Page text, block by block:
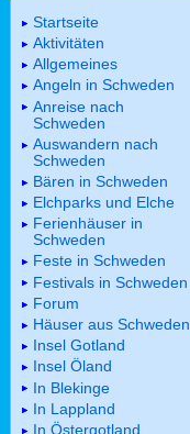
Startseite
Aktivitäten
Allgemeines
Angeln in Schweden
Anreise nach
Schweden
Auswandern nach
Schweden
Bären in Schweden
Elchparks und Elche
Ferienhäuser in
Schweden
Feste in Schweden
Festivals in Schweden
Forum
Häuser aus Schweden
Insel Gotland
Insel Öland
In Blekinge
In Lappland
In Östergotland